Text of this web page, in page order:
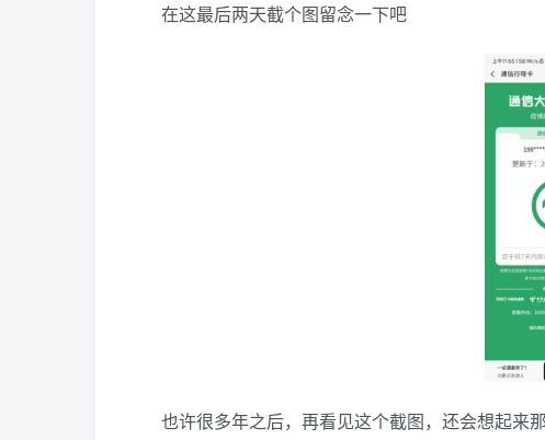
在这最后两天截个图留念一下吧
也许很多年之后，再看见这个截图，还会想起来